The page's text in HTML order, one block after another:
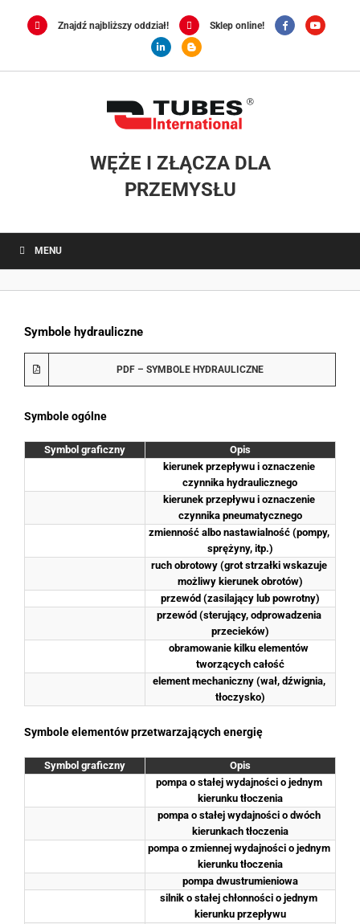
Znajdź najbliższy oddział! Sklep online!
WĘŻE I ZŁĄCZA DLA
PRZEMYSŁU
MENU
Symbole hydrauliczne
PDF – SYMBOLE HYDRAULICZNE
Symbole ogólne
Symbol graficzny
Opis
kierunek przepływu i oznaczenie
czynnika hydraulicznego
kierunek przepływu i oznaczenie
czynnika pneumatycznego
zmienność albo nastawialność (pompy,
sprężyny, itp.)
ruch obrotowy (grot strzałki wskazuje
możliwy kierunek obrotów)
przewód (zasilający lub powrotny)
przewód (sterujący, odprowadzenia
przecieków)
obramowanie kilku elementów
tworzących całość
element mechaniczny (wał, dźwignia,
tłoczysko)
Symbole elementów przetwarzających energię
Symbol graficzny
Opis
pompa o stałej wydajności o jednym
kierunku tłoczenia
pompa o stałej wydajności o dwóch
kierunkach tłoczenia
pompa o zmiennej wydajności o jednym
kierunku tłoczenia
pompa dwustrumieniowa
silnik o stałej chłonności o jednym
kierunku przepływu